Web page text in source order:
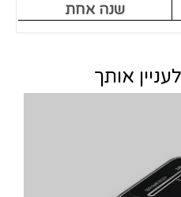
שנה אחת
אותך